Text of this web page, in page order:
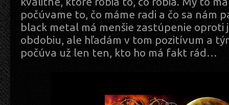
počúvame to, čo máme radi a čo sa nám
black metal má menšie zastúpenie oproti
obdobiu, ale hľadám v tom pozitívum a
počúva už len ten, kto ho má fakt rád…